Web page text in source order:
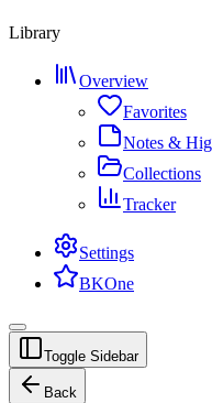
Library
Overview
Favorites
Notes &
Collections
Tracker
Settings
BKOne
Toggle Sidebar
Back